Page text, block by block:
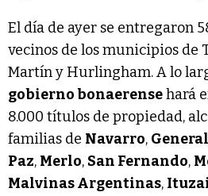
El día de ayer se entregaron
vecinos de los municipios de
Martín y Hurlingham. A lo
gobierno bonaerensehará
8.000 títulos de propiedad,
familias de Navarro,
Paz, Merlo, San Fernando,
Malvinas Argentinas,